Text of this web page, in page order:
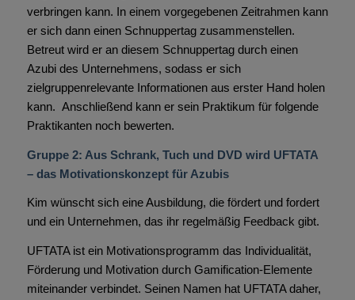
verbringen kann. In einem vorgegebenen Zeitrahmen kann
er sich dann einen Schnuppertag zusammenstellen.
Betreut wird er an diesem Schnuppertag durch einen
Azubi des Unternehmens, sodass er sich
zielgruppenrelevante Informationen aus erster Hand holen
kann. Anschließend kann er sein Praktikum für folgende
Praktikanten noch bewerten.
Gruppe 2: Aus Schrank, Tuch und DVD wird UFTATA
– das Motivationskonzept für Azubis
Kim wünscht sich eine Ausbildung, die fördert und fordert
und ein Unternehmen, das ihr regelmäßig Feedback gibt.
UFTATA ist ein Motivationsprogramm das Individualität,
Förderung und Motivation durch Gamification-Elemente
miteinander verbindet. Seinen Namen hat UFTATA daher,